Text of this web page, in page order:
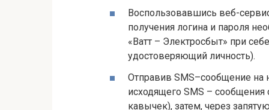
Воспользовавшись веб-
получения логина и пароля
«Ватт – Электросбыт» при
удостоверяющий личность).
Отправив SMS–сообщение на
исходящего SMS – сообщения
кавычек), затем, через